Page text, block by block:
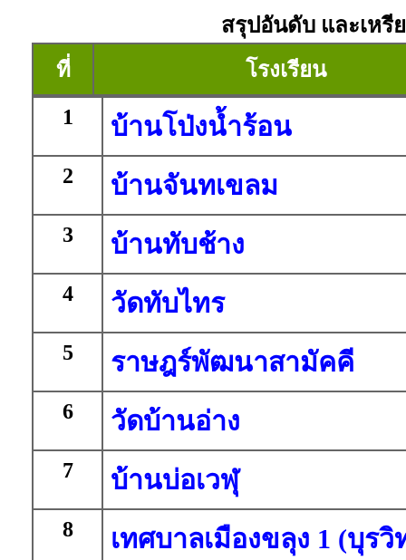
สรุปอันดับ และเหรี
ที่
โรงเรียน
1
บ้านโป่งน้ำร้อน
2 บ้านจันทเขลม
3 บ้านทับช้าง
4 วัดทับไทร
5 ราษฎร์พัฒนาสามัคคี
6 วัดบ้านอ่าง
7 บ้านบ่อเวฬุ
8 เทศบาลเมืองขลุง 1 (บุร